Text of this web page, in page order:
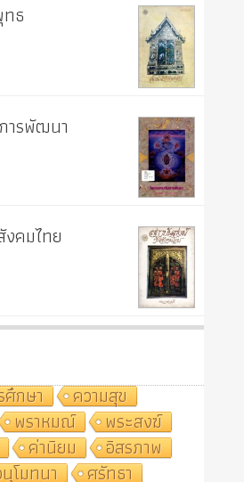
ธ
ารพัฒนา
คมไทย
ศึกษา
ความสุข
พราหมณ์
พระสงฆ์
ค่านิยม
อิสรภาพ
โมทนา ศรัทธา